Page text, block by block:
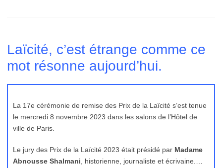
Laïcité, c’est étrange comme ce
mot résonne aujourd’hui.
La 17e cérémonie de remise des Prix de la Laïcité s’est tenue
le mercredi 8 novembre 2023 dans les salons de l’Hôtel de
ville de Paris.
Le jury des Prix de la Laïcité 2023 était présidé par Madame
Abnousse Shalmani , historienne, journaliste et écrivaine.…